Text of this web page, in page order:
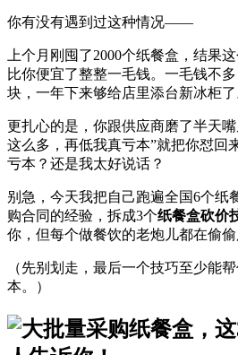
你有没有遇到过这种情况——
上个月刚囤了2000个纸餐盒，结果
比你便宜了整整一毛钱。一毛钱不
块，一年下来够给店里添台新冰柜了
更扎心的是，你跟供应商磨了半天
这么多，再低我真亏本”就把你怼回
亏本？还是我太好说话？
别急，今天我把自己跑遍全国6个纸
购合同的经验，拆成3个纸餐盒砍价
你，但每个做餐饮的老炮儿都在偷偷
（先别划走，最后一个技巧至少能
本。）